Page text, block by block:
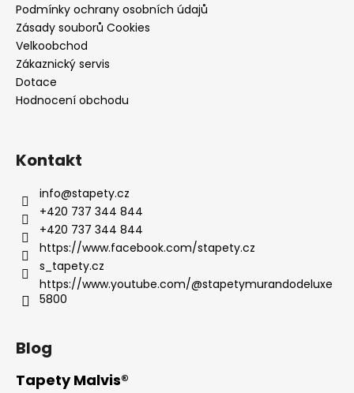
Podmínky ochrany osobních údajů
Zásady souborů Cookies
Velkoobchod
Zákaznický servis
Dotace
Hodnocení obchodu
Kontakt
info@stapety.cz
+420 737 344 844
+420 737 344 844
https://www.facebook.com/stapety.cz
s_tapety.cz
https://www.youtube.com/@stapetymurandodeluxe
5800
Blog
Tapety Malvis®